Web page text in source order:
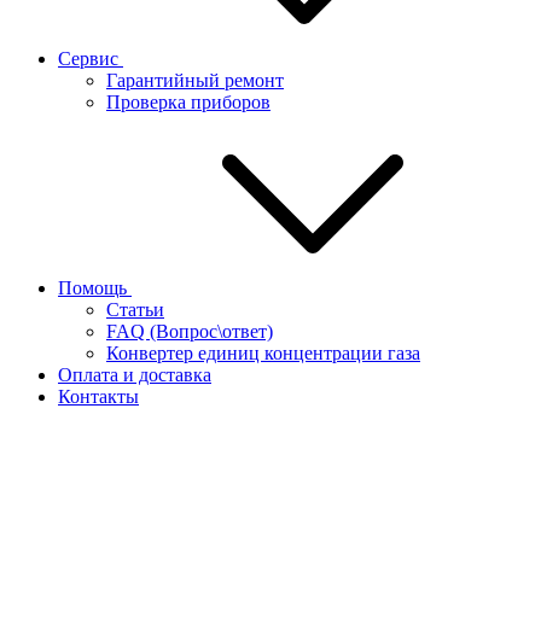
Сервис
Гарантийный ремонт
Проверка приборов
Помощь
Статьи
FAQ (Вопрос\ответ)
Конвертер единиц концентрации газа
Оплата и доставка
Контакты